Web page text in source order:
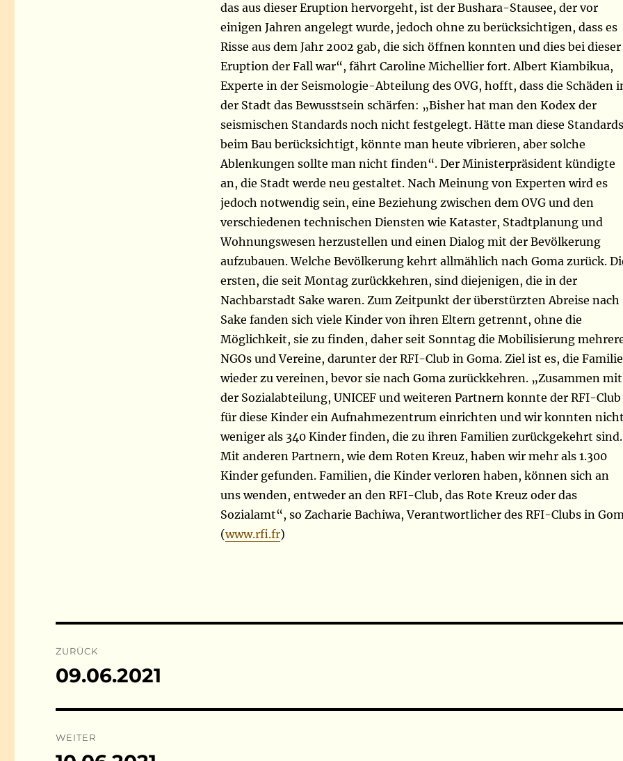
das aus dieser Eruption hervorgeht, ist der Bushara-Stausee, der vor
einigen Jahren angelegt wurde, jedoch ohne zu berücksichtigen, dass es
Risse aus dem Jahr 2002 gab, die sich öffnen konnten und dies bei dieser
Eruption der Fall war“, fährt Caroline Michellier fort. Albert Kiambikua,
Experte in der Seismologie-Abteilung des OVG, hofft, dass die Schäden
der Stadt das Bewusstsein schärfen: „Bisher hat man den Kodex der
seismischen Standards noch nicht festgelegt. Hätte man diese Standards
beim Bau berücksichtigt, könnte man heute vibrieren, aber solche
Ablenkungen sollte man nicht finden“. Der Ministerpräsident kündigte
an, die Stadt werde neu gestaltet. Nach Meinung von Experten wird es
jedoch notwendig sein, eine Beziehung zwischen dem OVG und den
verschiedenen technischen Diensten wie Kataster, Stadtplanung und
Wohnungswesen herzustellen und einen Dialog mit der Bevölkerung
aufzubauen. Welche Bevölkerung kehrt allmählich nach Goma zurück.
ersten, die seit Montag zurückkehren, sind diejenigen, die in der
Nachbarstadt Sake waren. Zum Zeitpunkt der überstürzten Abreise nach
Sake fanden sich viele Kinder von ihren Eltern getrennt, ohne die
Möglichkeit, sie zu finden, daher seit Sonntag die Mobilisierung
NGOs und Vereine, darunter der RFI-Club in Goma. Ziel ist es, die
wieder zu vereinen, bevor sie nach Goma zurückkehren. „Zusammen mit
der Sozialabteilung, UNICEF und weiteren Partnern konnte der RFI-Club
für diese Kinder ein Aufnahmezentrum einrichten und wir konnten
weniger als 340 Kinder finden, die zu ihren Familien zurückgekehrt sind.
Mit anderen Partnern, wie dem Roten Kreuz, haben wir mehr als 1.300
Kinder gefunden. Familien, die Kinder verloren haben, können sich an
uns wenden, entweder an den RFI-Club, das Rote Kreuz oder das
Sozialamt“, so Zacharie Bachiwa, Verantwortlicher des RFI-Clubs in
(www.rfi.fr)
ZURÜCK
Vorheriger
09.06.2021
WEITER